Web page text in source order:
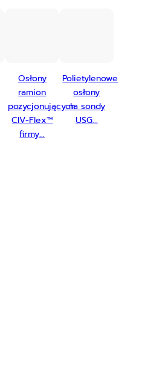
Osłony
ramion
pozycjonujących
CIV-Flex™
firmy...
Polietylenowe
osłony
na sondy
USG...